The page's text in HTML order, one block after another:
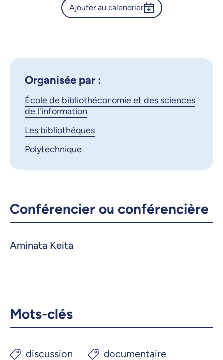
Calendrier de l’Université de
LinkedIn Courriel
Ajouter au calendrier
Organisée par :
École de bibliothéconomie et des sciences
de l'information
Les bibliothèques
Polytechnique
Conférencier ou conférencière
Aminata Keita
Mots-clés